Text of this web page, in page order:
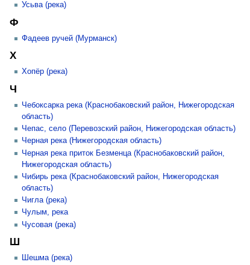
Усьва (река)
Ф
Фадеев ручей (Мурманск)
Х
Хопёр (река)
Ч
Чебоксарка река (Краснобаковский район, Нижегородская
область)
Чепас, село (Перевозский район, Нижегородская область)
Черная река (Нижегородская область)
Черная река приток Безменца (Краснобаковский район,
Нижегородская область)
Чибирь река (Краснобаковский район, Нижегородская
область)
Чигла (река)
Чулым, река
Чусовая (река)
Ш
Шешма (река)